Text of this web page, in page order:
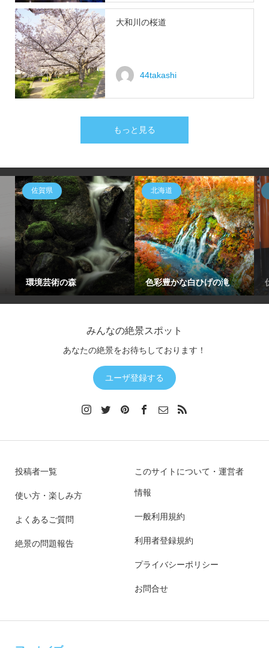
大和川の桜道
44takashi
もっと見る
佐賀県
環境芸術の森
北海道
色彩豊かな白ひげの滝
みんなの絶景スポット
あなたの絶景をお待ちしております！
ユーザ登録する
投稿者一覧
使い方・楽しみ方
よくあるご質問
絶景の問題報告
このサイトについて・運営者
情報
一般利用規約
利用者登録規約
プライバシーポリシー
お問合せ